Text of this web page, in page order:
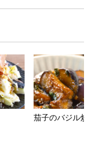
茄子のバジル炒